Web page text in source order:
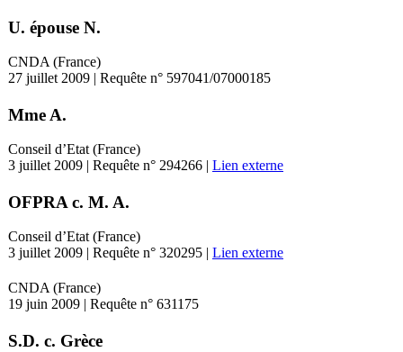
U. épouse N.
CNDA (France)
27 juillet 2009 | Requête n° 597041/07000185
Mme A.
Conseil d’Etat (France)
3 juillet 2009 | Requête n° 294266 | Lien externe
OFPRA c. M. A.
Conseil d’Etat (France)
3 juillet 2009 | Requête n° 320295 | Lien externe
CNDA (France)
19 juin 2009 | Requête n° 631175
S.D. c. Grèce